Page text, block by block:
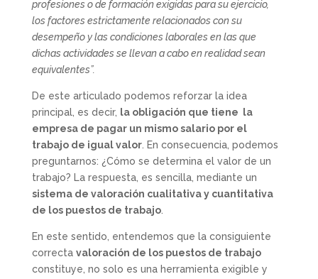
profesiones o de formación exigidas para su ejercicio,
los factores estrictamente relacionados con su
desempeño y las condiciones laborales en las que
dichas actividades se llevan a cabo en realidad sean
equivalentes”.
De este articulado podemos reforzar la idea
principal, es decir, la obligación que tiene la
empresa de pagar un mismo salario por el
trabajo de igual valor. En consecuencia, podemos
preguntarnos: ¿Cómo se determina el valor de un
trabajo? La respuesta, es sencilla, mediante un
sistema de valoración cualitativa y cuantitativa
de los puestos de trabajo.
En este sentido, entendemos que la consiguiente
correcta valoración de los puestos de trabajo
constituye, no solo es una herramienta exigible y